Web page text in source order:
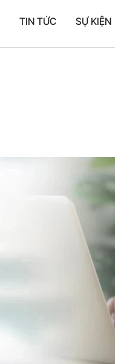
TIN TỨC SỰ KIỆN